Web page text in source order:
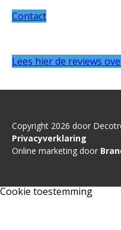
Contact
Lees hier de reviews
Copyright 2026 door
Privacyverklaring
Online marketing door
Cookie toestemming